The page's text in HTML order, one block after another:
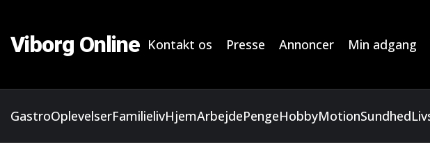
Viborg Online Kontakt os Presse Annoncer Min adgang
GastroOplevelserFamilielivHjemArbejdePengeHobbyMotionSundhed